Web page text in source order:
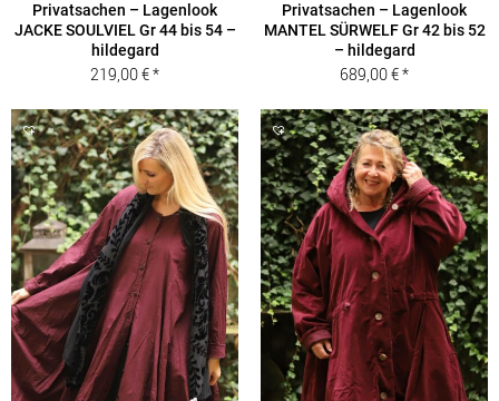
Privatsachen – Lagenlook
JACKE SOULVIEL Gr 44 bis 54 –
hildegard
219,00€
Privatsachen – Lagenlook
MANTEL SÜRWELF Gr 42 bis 52
– hildegard
689,00€